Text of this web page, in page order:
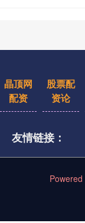
晶顶网
配资
股票配
资论
友情链接：
Powered